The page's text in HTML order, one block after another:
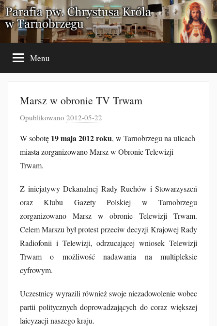
Przejdź
do
treści
Menu
Marsz w obronie TV Trwam
Opublikowano 2012-05-22
z
e
a
u
b
F
u
a
k
W sobotę 19 maja 2012 roku, w Tarnobrzegu na ulicach
miasta zorganizowano Marsz w Obronie Telewizji
Trwam.
Z inicjatywy Dekanalnej Rady Ruchów i Stowarzyszeń
oraz Klubu Gazety Polskiej w Tarnobrzegu
zorganizowano Marsz w obronie Telewizji Trwam.
Celem Marszu był protest przeciw decyzji Krajowej Rady
Radiofonii i Telewizji, odrzucającej wniosek Telewizji
Trwam o możliwość nadawania na multipleksie
cyfrowym.
Uczestnicy wyrazili również swoje niezadowolenie wobec
partii politycznych doprowadzających do coraz większej
laicyzacji naszego kraju.